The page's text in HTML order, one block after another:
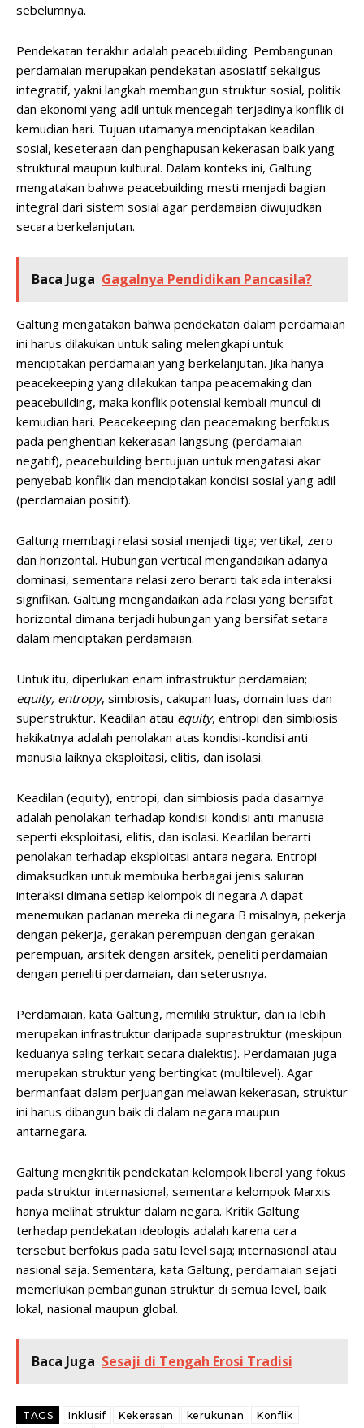
sebelumnya.
Pendekatan terakhir adalah peacebuilding. Pembangunan
perdamaian merupakan pendekatan asosiatif sekaligus
integratif, yakni langkah membangun struktur sosial, politik
dan ekonomi yang adil untuk mencegah terjadinya konflik di
kemudian hari. Tujuan utamanya menciptakan keadilan
sosial, keseteraan dan penghapusan kekerasan baik yang
struktural maupun kultural. Dalam konteks ini, Galtung
mengatakan bahwa peacebuilding mesti menjadi bagian
integral dari sistem sosial agar perdamaian diwujudkan
secara berkelanjutan.
Baca Juga Gagalnya Pendidikan Pancasila?
Galtung mengatakan bahwa pendekatan dalam perdamaian
ini harus dilakukan untuk saling melengkapi untuk
menciptakan perdamaian yang berkelanjutan. Jika hanya
peacekeeping yang dilakukan tanpa peacemaking dan
peacebuilding, maka konflik potensial kembali muncul di
kemudian hari. Peacekeeping dan peacemaking berfokus
pada penghentian kekerasan langsung (perdamaian
negatif), peacebuilding bertujuan untuk mengatasi akar
penyebab konflik dan menciptakan kondisi sosial yang adil
(perdamaian positif).
Galtung membagi relasi sosial menjadi tiga; vertikal, zero
dan horizontal. Hubungan vertical mengandaikan adanya
dominasi, sementara relasi zero berarti tak ada interaksi
signifikan. Galtung mengandaikan ada relasi yang bersifat
horizontal dimana terjadi hubungan yang bersifat setara
dalam menciptakan perdamaian.
Untuk itu, diperlukan enam infrastruktur perdamaian;
equity, entropy, simbiosis, cakupan luas, domain luas dan
superstruktur. Keadilan atau equity, entropi dan simbiosis
hakikatnya adalah penolakan atas kondisi-kondisi anti
manusia laiknya eksploitasi, elitis, dan isolasi.
Keadilan (equity), entropi, dan simbiosis pada dasarnya
adalah penolakan terhadap kondisi-kondisi anti-manusia
seperti eksploitasi, elitis, dan isolasi. Keadilan berarti
penolakan terhadap eksploitasi antara negara. Entropi
dimaksudkan untuk membuka berbagai jenis saluran
interaksi dimana setiap kelompok di negara A dapat
menemukan padanan mereka di negara B misalnya, pekerja
dengan pekerja, gerakan perempuan dengan gerakan
perempuan, arsitek dengan arsitek, peneliti perdamaian
dengan peneliti perdamaian, dan seterusnya.
Perdamaian, kata Galtung, memiliki struktur, dan ia lebih
merupakan infrastruktur daripada suprastruktur (meskipun
keduanya saling terkait secara dialektis). Perdamaian juga
merupakan struktur yang bertingkat (multilevel). Agar
bermanfaat dalam perjuangan melawan kekerasan, struktur
ini harus dibangun baik di dalam negara maupun
antarnegara.
Galtung mengkritik pendekatan kelompok liberal yang fokus
pada struktur internasional, sementara kelompok Marxis
hanya melihat struktur dalam negara. Kritik Galtung
terhadap pendekatan ideologis adalah karena cara
tersebut berfokus pada satu level saja; internasional atau
nasional saja. Sementara, kata Galtung, perdamaian sejati
memerlukan pembangunan struktur di semua level, baik
lokal, nasional maupun global.
Baca Juga Sesaji di Tengah Erosi Tradisi
TAGS Inklusif Kekerasan kerukunan Konflik